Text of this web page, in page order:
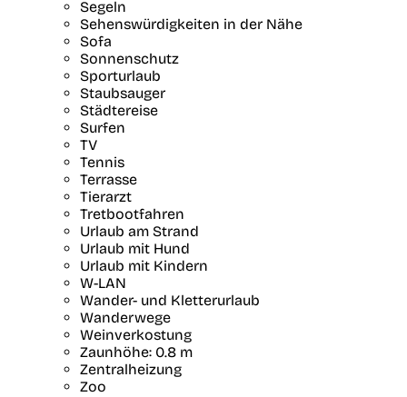
Segeln
Sehenswürdigkeiten in der Nähe
Sofa
Sonnenschutz
Sporturlaub
Staubsauger
Städtereise
Surfen
TV
Tennis
Terrasse
Tierarzt
Tretbootfahren
Urlaub am Strand
Urlaub mit Hund
Urlaub mit Kindern
W-LAN
Wander- und Kletterurlaub
Wanderwege
Weinverkostung
Zaunhöhe: 0.8 m
Zentralheizung
Zoo